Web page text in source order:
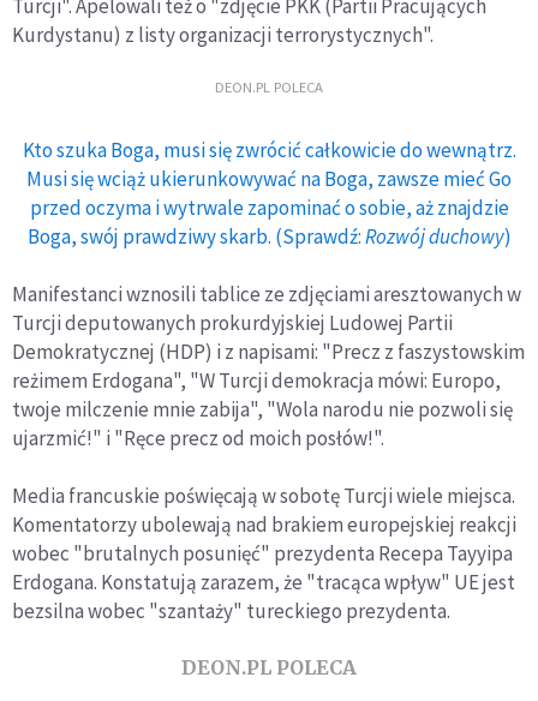
Turcji". Apelowali też o "zdjęcie PKK (Partii Pracujących
Kurdystanu) z listy organizacji terrorystycznych".
DEON.PL POLECA
Kto szuka Boga, musi się zwrócić całkowicie do wewnątrz.
Musi się wciąż ukierunkowywać na Boga, zawsze mieć Go
przed oczyma i wytrwale zapominać o sobie, aż znajdzie
Boga, swój prawdziwy skarb. (Sprawdź:Rozwój duchowy)
Manifestanci wznosili tablice ze zdjęciami aresztowanych w
Turcji deputowanych prokurdyjskiej Ludowej Partii
Demokratycznej (HDP) i z napisami: "Precz z faszystowskim
reżimem Erdogana", "W Turcji demokracja mówi: Europo,
twoje milczenie mnie zabija", "Wola narodu nie pozwoli się
ujarzmić!" i "Ręce precz od moich posłów!".
Media francuskie poświęcają w sobotę Turcji wiele miejsca.
Komentatorzy ubolewają nad brakiem europejskiej reakcji
wobec "brutalnych posunięć" prezydenta Recepa Tayyipa
Erdogana. Konstatują zarazem, że "tracąca wpływ" UE jest
bezsilna wobec "szantaży" tureckiego prezydenta.
DEON.PL POLECA